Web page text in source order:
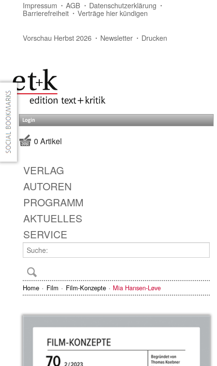
Impressum AGB Datenschutzerklärung
Barrierefreiheit Verträge hier kündigen
Vorschau Herbst 2026 Newsletter Drucken
Login
0 Artikel
VERLAG
AUTOREN
PROGRAMM
AKTUELLES
SERVICE
Home Film Film-Konzepte Mia Hansen-Løve